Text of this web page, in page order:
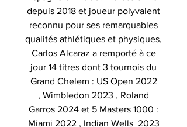
depuis 2018 et joueur polyvalent
reconnu pour ses remarquables
qualités athlétiques et physiques,
Carlos Alcaraz a remporté à ce
jour 14 titres dont 3 tournois du
Grand Chelem : US Open 2022
, Wimbledon 2023 , Roland
Garros 2024 et 5 Masters 1000 :
Miami 2022 , Indian Wells 2023